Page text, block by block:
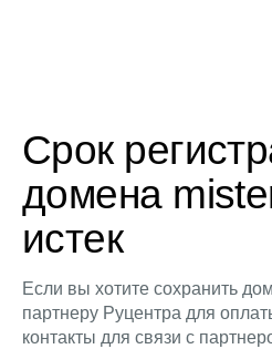
Срок
домена
истек
Если вы хотите сохранить
партнеру Руцентра для
контакты для связи с